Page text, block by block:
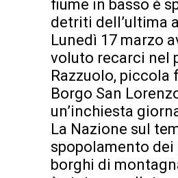
fiume in basso è
detriti dell’ultima
Lunedì 17 marzo
voluto recarci nel
Razzuolo, piccola
Borgo San
un’inchiesta
La Nazione sul
spopolamento
borghi di